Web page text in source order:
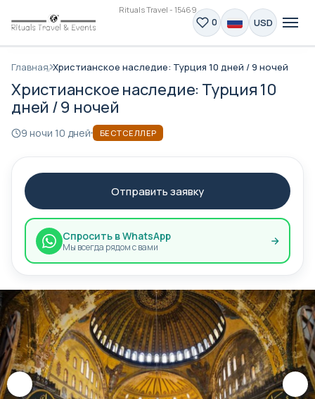
Rituals Travel - 15469
0 USD
Главная Христианское наследие: Турция 10 дней / 9 ночей
Христианское наследие: Турция 10
дней / 9 ночей
9 ночи 10 дней БЕСТСЕЛЛЕР
Отправить заявку
Спросить в WhatsApp
Мы всегда рядом с вами